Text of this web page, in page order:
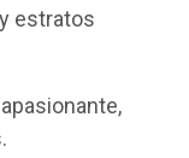
estratos